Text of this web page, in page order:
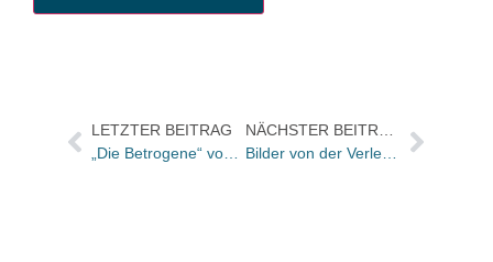
LETZTER BEITRAG
„Die Betrogene“ von Charlotte Link mit 600.000 Exemplaren gestartet / Weitere 200.000 bereits im Druck